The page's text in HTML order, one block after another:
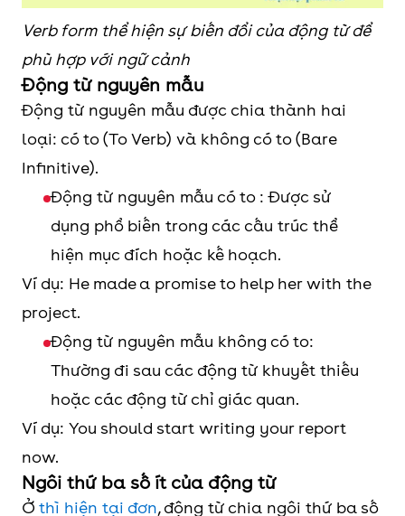
Verb form thể hiện sự biến đổi của động từ để
phù hợp với ngữ cảnh
Động từ nguyên mẫu
Động từ nguyên mẫu được chia thành hai
loại: có to (To Verb) và không có to (Bare
Infinitive).
Động từ nguyên mẫu có to : Được sử
dụng phổ biến trong các cấu trúc thể
hiện mục đích hoặc kế hoạch.
Ví dụ: He made a promise to help her with the
project.
Động từ nguyên mẫu không có to:
Thường đi sau các động từ khuyết thiếu
hoặc các động từ chỉ giác quan.
Ví dụ: You should start writing your report
now.
Ngôi thứ ba số ít của động từ
Ở thì hiện tại đơn, động từ chia ngôi thứ ba số